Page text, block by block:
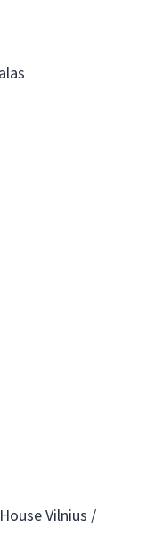
Vilnius /